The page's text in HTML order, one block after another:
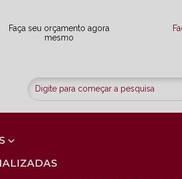
Faça seu orçamento agora
mesmo